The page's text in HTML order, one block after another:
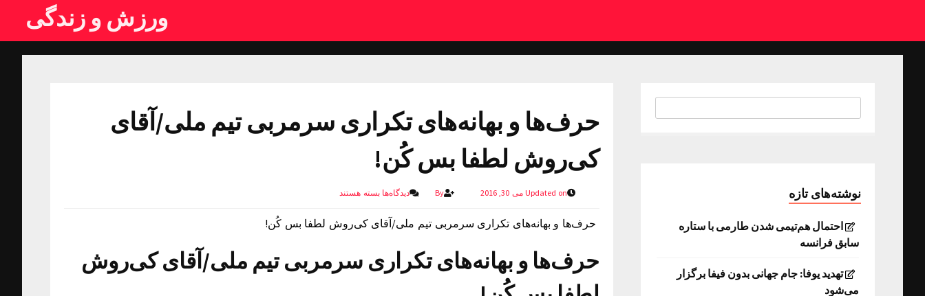
ورزش و زندگی
حرف‌ها و بهانه‌های تکراری سرمربی تیم ملی/آقای
کی‌روش لطفا بس کُن!
Updated on می 30, 2016 By دیدگاه‌هابسته هستند
حرف‌ها و بهانه‌های تکراری سرمربی تیم ملی/آقای کی‌روش لطفا بس کُن!
حرف‌ها و بهانه‌های تکراری سرمربی تیم ملی/آقای کی‌روش
نوشته‌های تازه
احتمال هم‌تیمی شدن طارمی با ستاره
سابق فرانسه
تهدید یوفا: جام جهانی بدون فیفا برگزار
می‌شود